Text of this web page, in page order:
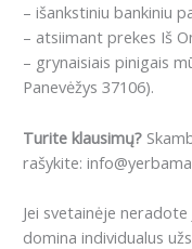
– išankstiniu bankiniu
– atsiimant prekes Iš
– grynaisiais pinigais
Panevėžys 37106).
Turite klausimų?
rašykite:
Jei svetainėje
domina individualus